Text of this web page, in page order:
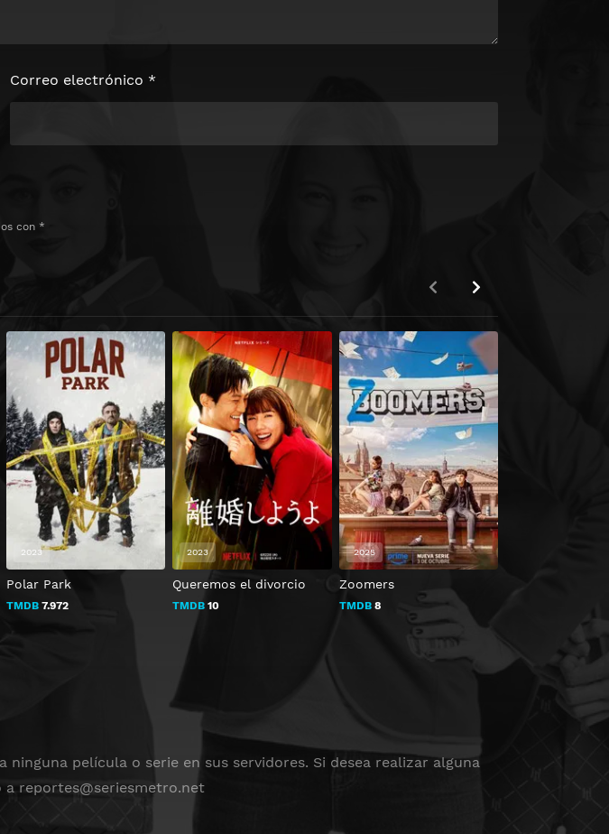
con *
Correo electrónico *
Polar Park
TMDB7.972
2023
Queremos el divorcio
TMDB 10
2023
Zoomers
TMDB8
2025
película o serie en sus servidores. Si desea realizar alguna
a reportes@seriesmetro.net